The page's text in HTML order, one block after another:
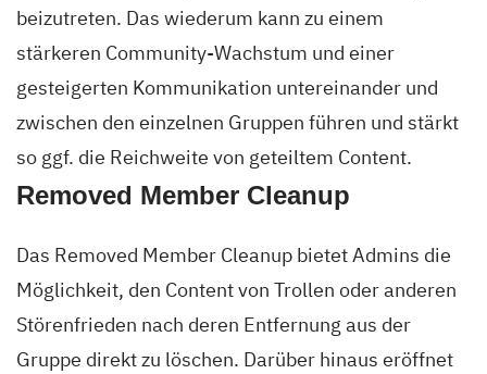
beizutreten. Das wiederum kann zu einem
stärkeren Community-Wachstum und einer
gesteigerten Kommunikation untereinander und
zwischen den einzelnen Gruppen führen und stärkt
so ggf. die Reichweite von geteiltem Content.
Removed Member Cleanup
Das Removed Member Cleanup bietet Admins die
Möglichkeit, den Content von Trollen oder anderen
Störenfrieden nach deren Entfernung aus der
Gruppe direkt zu löschen. Darüber hinaus eröffnet